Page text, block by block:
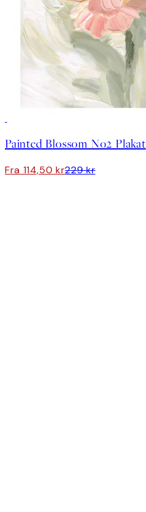
Painted Blossom No2 Plakat
Fra 114,50 kr229 kr